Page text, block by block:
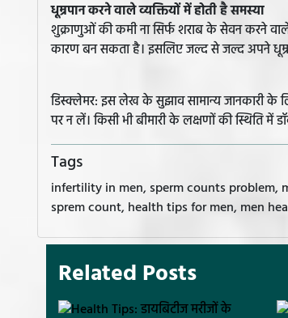
धूम्रपान करने वाले व्यक्तियों में होती है समस्या
शुक्राणुओं की कमी ना सिर्फ शराब के सेवन करने
कारण बन सकता है। इसलिए जल्द से जल्द अपने
डिस्क्लेमर: इस लेख के सुझाव सामान्य जानकारी के
पर न लें। किसी भी बीमारी के लक्षणों की स्थिति में
Tags
infertility in men, sperm counts problem,
sprem count, health tips for men, men
Related Posts